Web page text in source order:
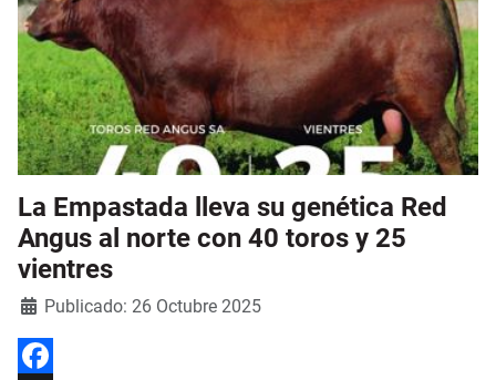
La Empastada lleva su genética Red
Angus al norte con 40 toros y 25
vientres
Detalles
Publicado: 26 Octubre 2025